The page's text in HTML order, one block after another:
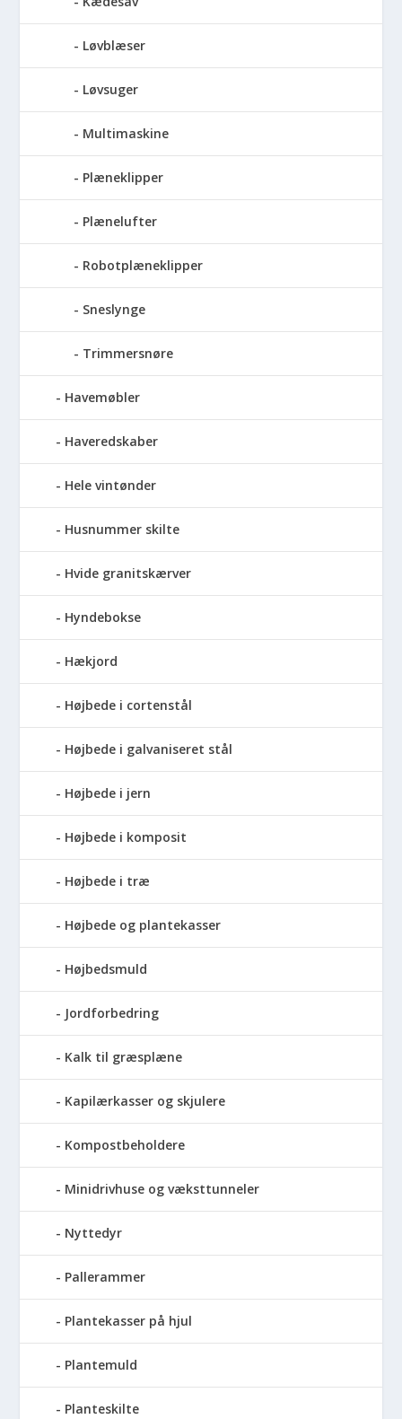
Løvblæser
Løvsuger
Multimaskine
Plæneklipper
Plænelufter
Robotplæneklipper
Sneslynge
Trimmersnøre
Havemøbler
Haveredskaber
Hele vintønder
Husnummer skilte
Hvide granitskærver
Hyndebokse
Hækjord
Højbede i cortenstål
Højbede i galvaniseret stål
Højbede i jern
Højbede i komposit
Højbede i træ
Højbede og plantekasser
Højbedsmuld
Jordforbedring
Kalk til græsplæne
Kapilærkasser og skjulere
Kompostbeholdere
Minidrivhuse og væksttunneler
Nyttedyr
Pallerammer
Plantekasser på hjul
Plantemuld
Planteskilte